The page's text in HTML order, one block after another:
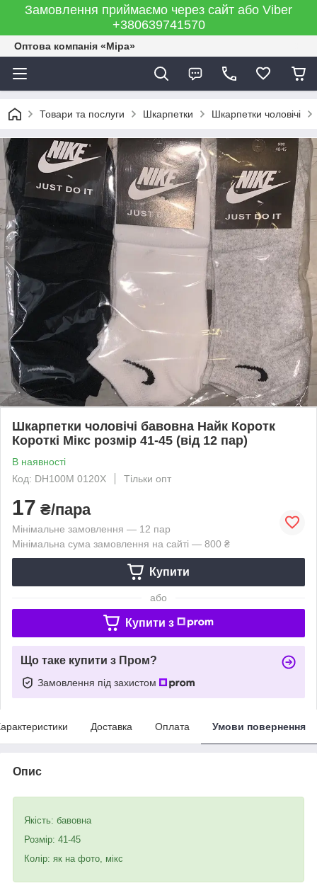
Замовлення приймаємо через сайт або Viber
+380639741570
Оптова компанія «Міра»
Товари та послуги Шкарпетки Шкарпетки чоловічі
Шкарпетки чоловічі бавовна Найк Коротк
Короткі Мікс розмір 41-45 (від 12 пар)
В наявності
Код: DH100M 0120X
Тільки опт
17 ₴/пара
Мінімальне замовлення — 12 пар
Мінімальна сума замовлення на сайті — 800 ₴
Купити
або
Купити з
Що таке купити з Пром?
Замовлення під захистом
Доставка Оплата Умови повернення
Опис
Якість: бавовна
Розмір: 41-45
Колір: як на фото, мікс